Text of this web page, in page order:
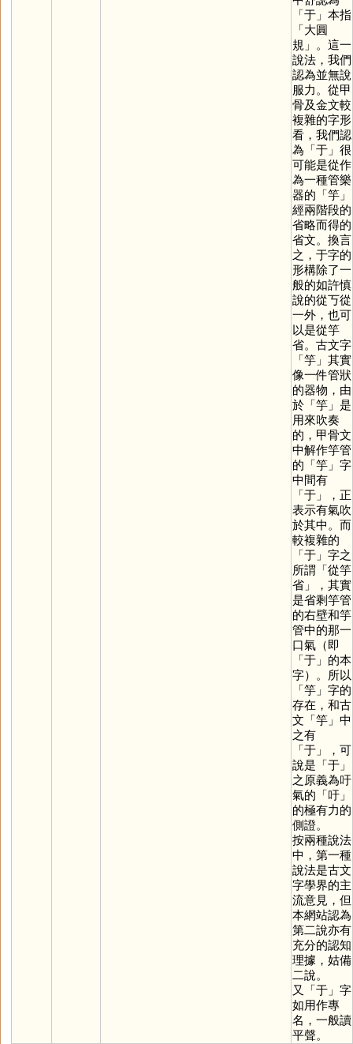
「于」本指
「大圓
規」。這一
說法，我們
認為並無說
服力。從甲
骨及金文較
複雜的字形
看，我們認
為「于」很
可能是從作
為一種管樂
器的「竽」
經兩階段的
省略而得的
省文。換言
之，于字的
形構除了一
般的如許慎
說的從丂從
一外，也可
以是從竽
省。古文字
「竽」其實
像一件管狀
的器物，由
於「竽」是
用來吹奏
的，甲骨文
中解作竽管
的「竽」字
中間有
「于」，正
表示有氣吹
於其中。而
較複雜的
「于」字之
所謂「從竽
省」，其實
是省剩竽管
的右壁和竽
管中的那一
口氣（即
「于」的本
字）。所以
「竽」字的
存在，和古
文「竽」中
之有
「于」，可
說是「于」
之原義為吁
氣的「吁」
的極有力的
側證。
按兩種說法
中，第一種
說法是古文
字學界的主
流意見，但
本網站認為
第二說亦有
充分的認知
理據，姑備
二說。
又「于」字
如用作專
名，一般讀
平聲。